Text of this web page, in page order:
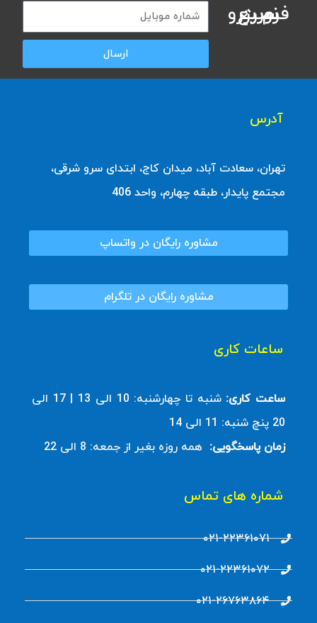
فرم رزرو سریع نوبت
ارسال
آدرس
تهران، سعادت آباد، میدان کاج، ابتدای سرو شرقی،
مجتمع پایدار، طبقه چهارم، واحد 406
مشاوره رایگان در واتساپ
مشاوره رایگان در تلگرام
ساعات کاری
ساعت کاری:
شنبه تا چهارشنبه: 10 الی 13 | 17 الی
20 پنچ شنبه: 11 الی 14
زمان پاسخگویی: همه روزه بغیر از جمعه: 8 الی 22
شماره های تماس
۰۲۱-۲۲۳۶۱۰۷۱
۰۲۱-۲۲۳۶۱۰۷۲
۰۲۱-۲۶۷۶۳۸۶۴